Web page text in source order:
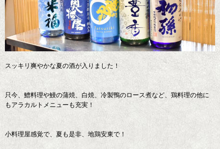
スッキリ爽やかな夏の酒が入りました！
只今、鱧料理や鰻の蒲焼、白焼、冷製鴨のロース煮など、鶏料理の他に
もアラカルトメニューも充実！
小料理屋感覚で、夏も是非、地鶏安東で！